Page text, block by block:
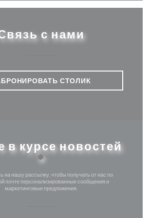
с нами
СТОЛИК
в курсе новостей
*
на нашу рассылку, чтобы получать от нас по
почте персонализированные сообщения и
маркетинговые предложения.